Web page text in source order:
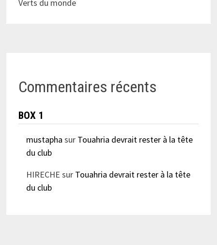
Verts du monde
Commentaires récents
BOX 1
mustapha sur Touahria devrait rester à la tête
du club
HIRECHE sur Touahria devrait rester à la tête
du club